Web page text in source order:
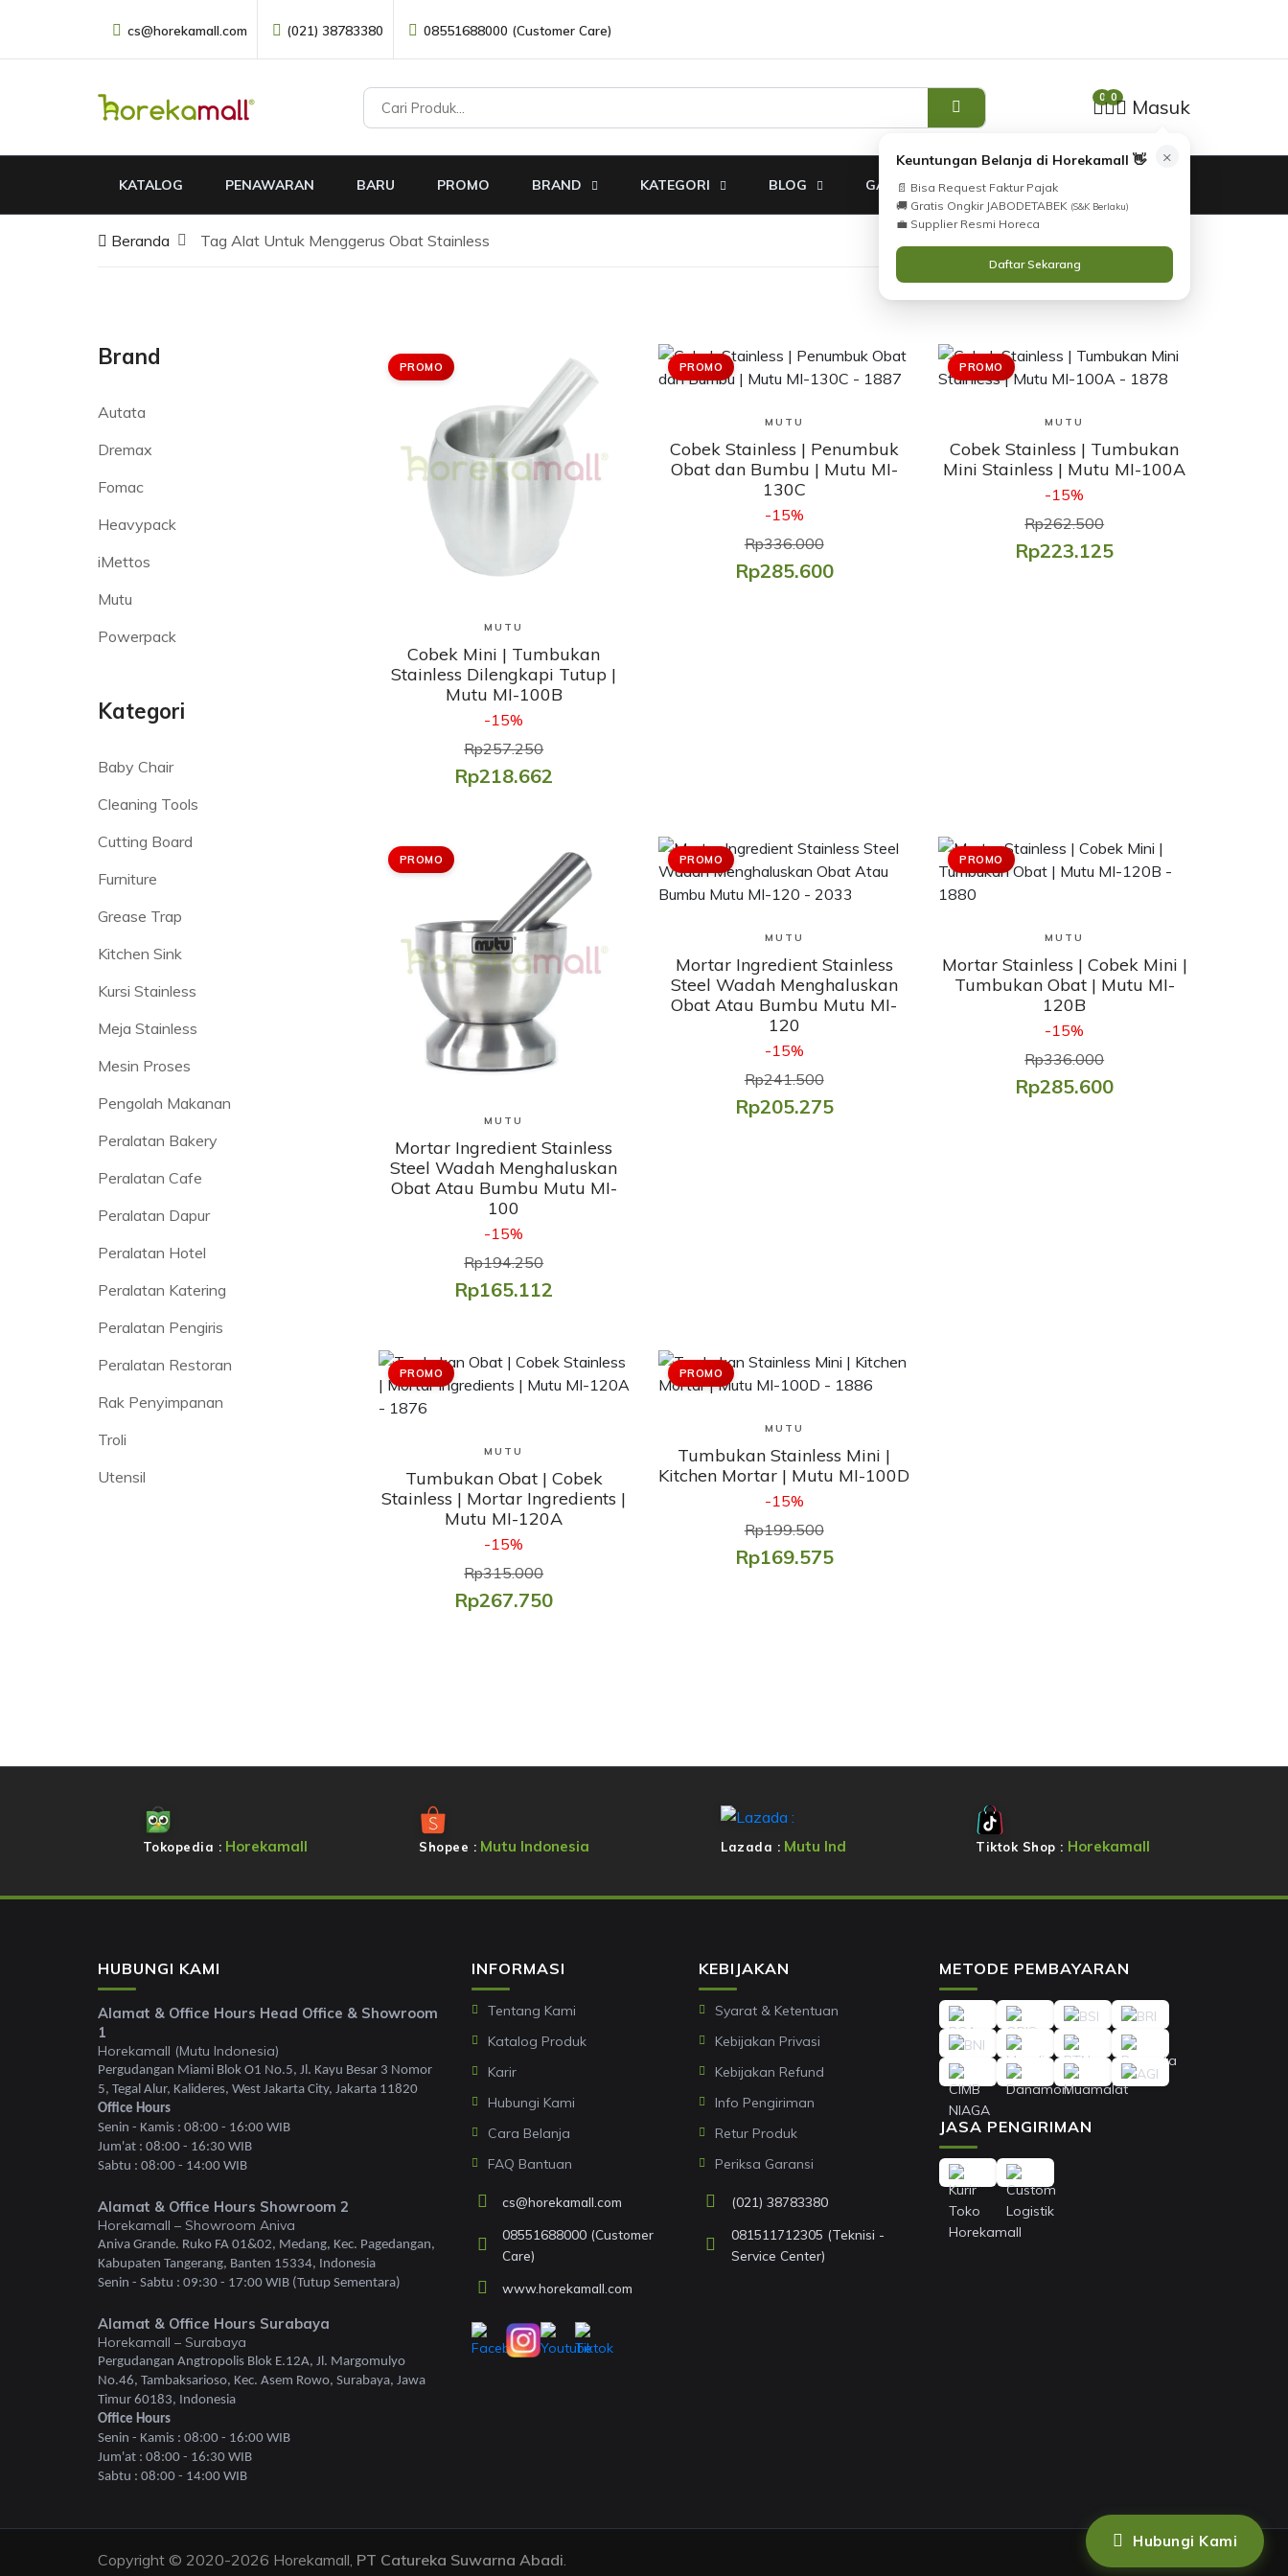
Hubungi Kami
cs@horekamall.com (021) 38783380 08551688000 (Customer Care)
0 0 Masuk
×
Keuntungan Belanja di Horekamall 👋
📄 Bisa Request Faktur Pajak
🚚 Gratis Ongkir JABODETABEK (S&K Berlaku)
💼 Supplier Resmi Horeca
Daftar Sekarang
KATALOG PENAWARAN BARU PROMO BRAND KATEGORI BLOG GARANSI
Beranda Tag Alat Untuk Menggerus Obat Stainless
Brand
Autata
Dremax
Fomac
Heavypack
iMettos
Mutu
Powerpack
Kategori
Baby Chair
Cleaning Tools
Cutting Board
Furniture
Grease Trap
Kitchen Sink
Kursi Stainless
Meja Stainless
Mesin Proses
Pengolah Makanan
Peralatan Bakery
Peralatan Cafe
Peralatan Dapur
Peralatan Hotel
Peralatan Katering
Peralatan Pengiris
Peralatan Restoran
Rak Penyimpanan
Troli
Utensil
PROMO
Lihat Produk
MUTU
Cobek Mini | Tumbukan
Stainless Dilengkapi Tutup |
Mutu MI-100B
-15%
Rp257.250
Rp218.662
PROMO
Lihat Produk
MUTU
Cobek Stainless | Penumbuk
Obat dan Bumbu | Mutu MI-
130C
-15%
Rp336.000
Rp285.600
PROMO
Lihat Produk
MUTU
Cobek Stainless | Tumbukan
Mini Stainless | Mutu MI-100A
-15%
Rp262.500
Rp223.125
PROMO
Lihat Produk
MUTU
Mortar Ingredient Stainless
Steel Wadah Menghaluskan
Obat Atau Bumbu Mutu MI-
100
-15%
Rp194.250
Rp165.112
PROMO
Lihat Produk
MUTU
Mortar Ingredient Stainless
Steel Wadah Menghaluskan
Obat Atau Bumbu Mutu MI-
120
-15%
Rp241.500
Rp205.275
PROMO
Lihat Produk
MUTU
Mortar Stainless | Cobek Mini |
Tumbukan Obat | Mutu MI-
120B
-15%
Rp336.000
Rp285.600
PROMO
Lihat Produk
MUTU
Tumbukan Obat | Cobek
Stainless | Mortar Ingredients |
Mutu MI-120A
-15%
Rp315.000
Rp267.750
PROMO
Lihat Produk
MUTU
Tumbukan Stainless Mini |
Kitchen Mortar | Mutu MI-100D
-15%
Rp199.500
Rp169.575
Tokopedia : Horekamall Shopee : Mutu Indonesia Lazada : Mutu Ind Tiktok Shop : Horekamall
HUBUNGI KAMI
Alamat & Office Hours Head Office & Showroom
1
Horekamall (Mutu Indonesia)
Pergudangan Miami Blok O1 No.5, Jl. Kayu Besar 3 Nomor
5, Tegal Alur, Kalideres, West Jakarta City, Jakarta 11820
Office Hours
Senin - Kamis : 08:00 - 16:00 WIB
Jum'at : 08:00 - 16:30 WIB
Sabtu : 08:00 - 14:00 WIB
Alamat & Office Hours Showroom 2
Horekamall – Showroom Aniva
Aniva Grande. Ruko FA 01&02, Medang, Kec. Pagedangan,
Kabupaten Tangerang, Banten 15334, Indonesia
Senin - Sabtu : 09:30 - 17:00 WIB (Tutup Sementara)
Alamat & Office Hours Surabaya
Horekamall – Surabaya
Pergudangan Angtropolis Blok E.12A, Jl. Margomulyo
No.46, Tambaksarioso, Kec. Asem Rowo, Surabaya, Jawa
Timur 60183, Indonesia
Office Hours
Senin - Kamis : 08:00 - 16:00 WIB
Jum'at : 08:00 - 16:30 WIB
Sabtu : 08:00 - 14:00 WIB
INFORMASI
Tentang Kami
Katalog Produk
Karir
Hubungi Kami
Cara Belanja
FAQ Bantuan
KEBIJAKAN
Syarat & Ketentuan
Kebijakan Privasi
Kebijakan Refund
Info Pengiriman
Retur Produk
Periksa Garansi
cs@horekamall.com
(021) 38783380
08551688000 (Customer
Care)
081511712305 (Teknisi -
Service Center)
www.horekamall.com
METODE PEMBAYARAN
JASA PENGIRIMAN
Copyright © 2020-2026 Horekamall, PT Catureka Suwarna Abadi